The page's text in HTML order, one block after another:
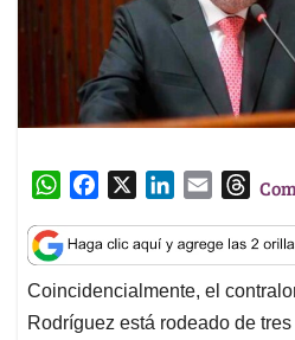
W
a
t
s
A
c
e
b
o
n
k
e
d
a
i
l
T
r
e
a
d
Coincidencialmente, el
Rodríguez está rodeado de